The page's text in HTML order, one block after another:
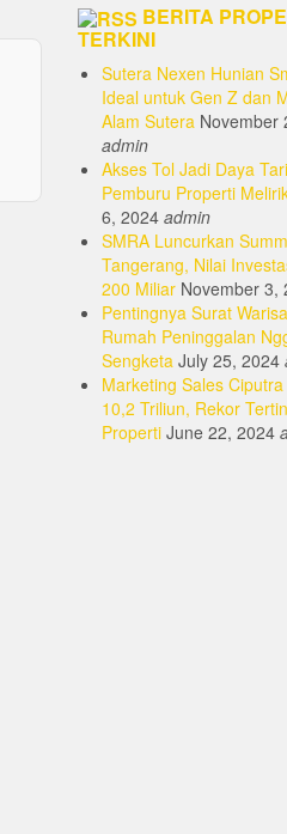
BERITA
TERKINI
Sutera Nexen Hunian
Ideal untuk Gen Z dan
Alam Sutera November
admin
Akses Tol Jadi Daya
Pemburu Properti
6, 2024 admin
SMRA Luncurkan
Tangerang, Nilai
200 Miliar November 3,
Pentingnya Surat
Rumah Peninggalan
Sengketa July 25, 2024
Marketing Sales
10,2 Triliun, Rekor
Properti June 22, 2024